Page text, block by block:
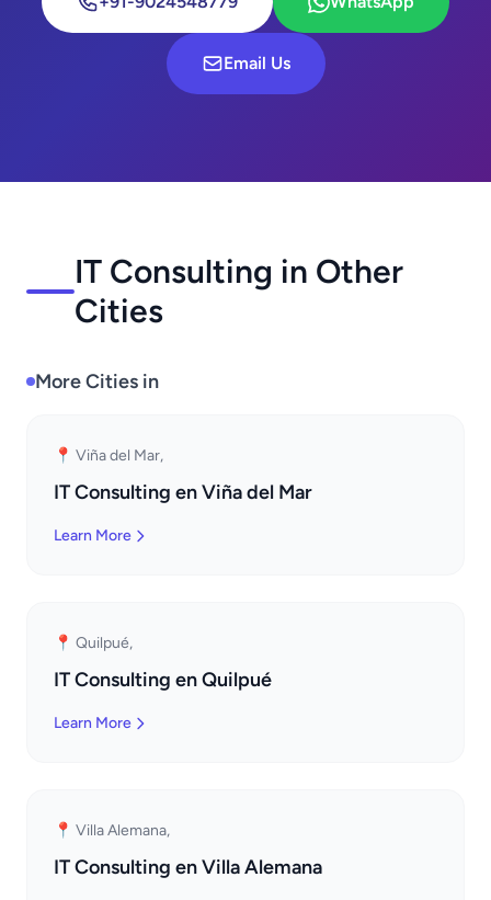
Email Us
IT Consulting in Other
Cities
More Cities in
📍 Viña del Mar,
IT Consulting en Viña del Mar
Learn More
📍 Quilpué,
IT Consulting en Quilpué
Learn More
📍 Villa Alemana,
IT Consulting en Villa Alemana